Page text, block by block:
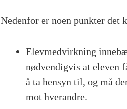
Nedenfor er noen punkter
Elevmedvirkning
nødvendigvis at eleven
å ta hensyn til, og må
mot hverandre.